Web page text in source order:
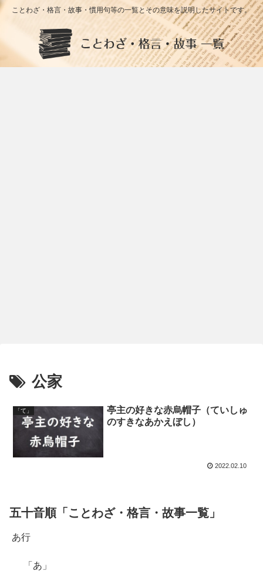
ことわざ・格言・故事・慣用句等の一覧とその意味を説明したサイトです。
公家
「て」
亭主の好きな赤烏帽子（ていしゅ
のすきなあかえぼし）
2022.02.10
五十音順「ことわざ・格言・故事一覧」
あ行
「あ」